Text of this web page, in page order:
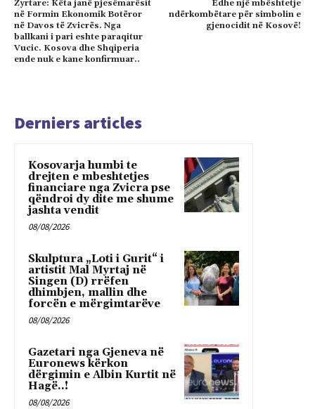
Zyrtare: Këta janë pjesëmarësit
në Formin Ekonomik Botëror
në Davos të Zvicrës. Nga
ballkani i pari eshte paraqitur
Vucic. Kosova dhe Shqiperia
ende nuk e kane konfirmuar..
Edhe një mbështetje
ndërkombëtare për simbolin e
gjenocidit në Kosovë!
Derniers articles
Kosovarja humbi te
drejten e mbeshtetjes
financiare nga Zvicra pse
qëndroi dy dite me shume
jashta vendit
08/08/2026
Skulptura „Loti i Gurit“ i
artistit Mal Myrtaj në
Singen (D) rrëfen
dhimbjen, mallin dhe
forcën e mërgimtarëve
08/08/2026
Gazetari nga Gjeneva në
Euronews kërkon
dërgimin e Albin Kurtit në
Hagë..!
08/08/2026